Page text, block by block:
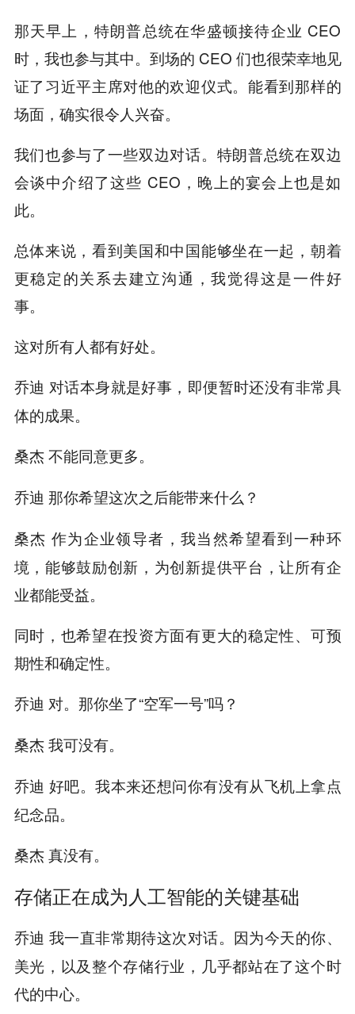
那天早上，特朗普总统在华盛顿接待企业 CEO
时，我也参与其中。到场的 CEO 们也很荣幸地见
证了习近平主席对他的欢迎仪式。能看到那样的
场面，确实很令人兴奋。
我们也参与了一些双边对话。特朗普总统在双边
会谈中介绍了这些 CEO，晚上的宴会上也是如
此。
总体来说，看到美国和中国能够坐在一起，朝着
更稳定的关系去建立沟通，我觉得这是一件好
事。
这对所有人都有好处。
乔迪 对话本身就是好事，即便暂时还没有非常具
体的成果。
桑杰不能同意更多。
乔迪 那你希望这次之后能带来什么？
桑杰 作为企业领导者，我当然希望看到一种环
境，能够鼓励创新，为创新提供平台，让所有企
业都能受益。
同时，也希望在投资方面有更大的稳定性、可预
期性和确定性。
乔迪 对。那你坐了“空军一号”吗？
桑杰我可没有。
乔迪 好吧。我本来还想问你有没有从飞机上拿点
纪念品。
桑杰真没有。
存储正在成为人工智能的关键基础
乔迪 我一直非常期待这次对话。因为今天的你、
美光，以及整个存储行业，几乎都站在了这个时
代的中心。